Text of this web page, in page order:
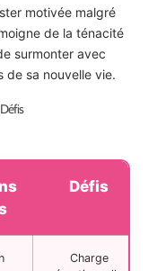
motivée malgré
de la ténacité
surmonter avec
de sa nouvelle vie.
Défis
Charge